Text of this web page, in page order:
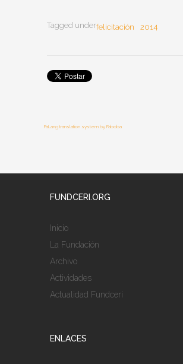
Tagged underfelicitación 2014
FaLang translation system by Faboba
FUNDCERI.ORG
Inicio
La Fundación
Archivo
Actividades
Actualidad Fundceri
ENLACES